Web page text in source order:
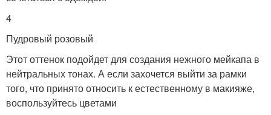
4
Пудровый розовый
Этот оттенок подойдет для создания нежного мейкапа в
нейтральных тонах. А если захочется выйти за рамки
того, что принято относить к естественному в макияже,
воспользуйтесь цветами